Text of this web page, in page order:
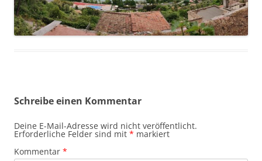
Schreibe einen Kommentar
Deine E-Mail-Adresse wird nicht veröffentlicht.
Erforderliche Felder sind mit * markiert
Kommentar *